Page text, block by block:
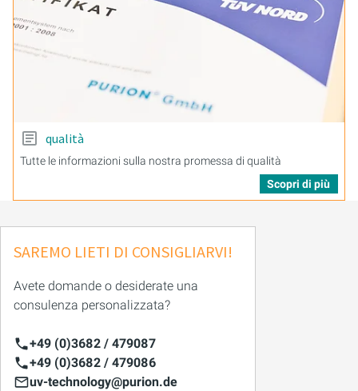
qualità
Tutte le informazioni sulla nostra promessa di qualità
Scopri di più
SAREMO LIETI DI CONSIGLIARVI!
Avete domande o desiderate una
consulenza personalizzata?
+49 (0)3682 / 479087
+49 (0)3682 / 479086
uv-technology@purion.de